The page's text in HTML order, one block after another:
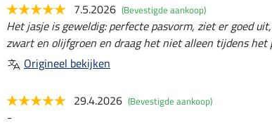
7.5.2026 (Bevestigde aankoop)
Het jasje is geweldig: perfecte pasvorm, ziet er goed
zwart en olijfgroen en draag het niet alleen tijdens het
Origineel bekijken
29.4.2026 (Bevestigde aankoop)
-